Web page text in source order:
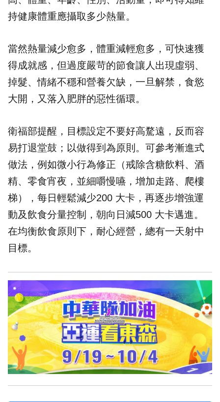
持健康體重應攝取多少熱量。
當然熱量減少愈多，體重減輕愈多，可快速獲
得成就感，但過度嚴苛的節食讓人出現虛弱、
掉髮、情緒不穩和營養欠缺，一旦解禁，食慾
大開，又落入肥胖的惡性循環。
衛福部提醒，目標設定不要好高騖遠，反而容
易打退堂鼓；以做得到為原則。可參考漸進式
做法，例如微小行為修正（戒除含糖飲料、酒
精、零食宵夜，並細嚼慢嚥，增加走路、爬樓
梯），每日輕鬆減少200 大卡，再逐步增強運
動及飲食分量控制，朝向日減500 大卡邁進。
在均衡飲食原則下，耐心經營，總有一天射中
目標。